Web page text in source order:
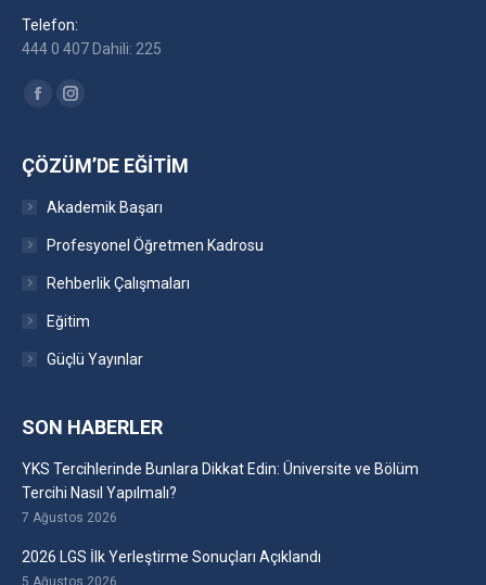
Telefon:
444 0 407 Dahili: 225
Find us on:
FacebookInstagram
ÇÖZÜM’DE EĞITIM
Akademik Başarı
Profesyonel Öğretmen Kadrosu
Rehberlik Çalışmaları
Eğitim
Güçlü Yayınlar
SON HABERLER
YKS Tercihlerinde Bunlara Dikkat Edin: Üniversite ve Bölüm
Tercihi Nasıl Yapılmalı?
7 Ağustos 2026
2026 LGS İlk Yerleştirme Sonuçları Açıklandı
5 Ağustos 2026